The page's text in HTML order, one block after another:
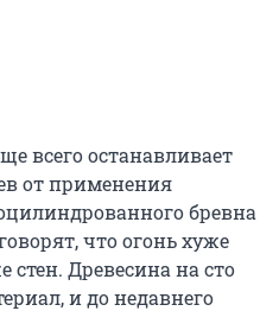
всего останавливает
от применения
бревна
что огонь хуже
стен. Древесина на сто
и до недавнего